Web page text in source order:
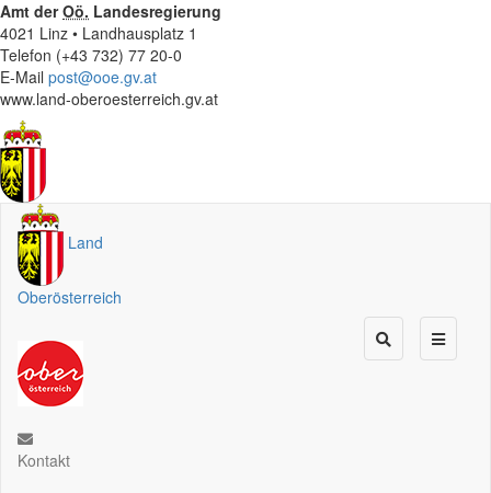
Amt derOö. Landesregierung
4021 Linz • Landhausplatz 1
Telefon (+43 732) 77 20-0
E-Mail post@ooe.gv.at
www.land-oberoesterreich.gv.at
Land
Oberösterreich
Kontakt